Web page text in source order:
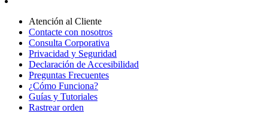
Atención al Cliente
Contacte con nosotros
Consulta Corporativa
Privacidad y Seguridad
Declaración de Accesibilidad
Preguntas Frecuentes
¿Cómo Funciona?
Guías y Tutoriales
Rastrear orden